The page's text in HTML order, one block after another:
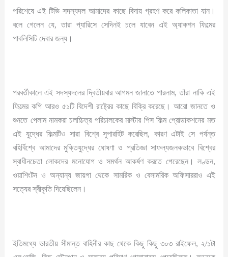
পরিশেষে এই টিভি সদস্যদল আমাদের কাছে বিদায় গ্রহণ করে কলিকাতা যান।
বলে গেলেন যে, তারা প্যারিসে সেদিনই চলে যাবেন এই অ্যাকশন ফিল্মের
পাবলিসিটি দেবার জন্য।
পরবর্তীকালে এই সদস্যদলের দ্বিতীয়বার আগমন জানাতে পারলাম, তাঁরা নাকি এই
ফিল্মের কপি আরও ৫১টি বিদেশী রাষ্ট্রের কাছে বিক্রি করেছে। আরো জানতে ও
শুনতে পেলাম নামকরা চলচ্চিত্র পরিচালকের মাস্টার পিস ফিল্ম প্রোডাকশনের মত
এই যুদ্ধের ফিল্মটিও সারা বিশ্বে সুপারহিট করেছিল, কারণ এটাই সে পর্যন্ত
বহির্বিশ্বে আমাদের মুক্তিযুদ্ধের ঘোষণা ও প্রতিজ্ঞা সাফল্যজনকভাবে বিশ্বের
স্বাধীনচেতা লোকদের মনোযোগ ও সমর্থন আকর্ষণ করতে পেরেছেন। লণ্ডন,
ওয়াশিংটন ও অন্যান্য জায়গা থেকে সামরিক ও বেসামরিক অফিসাররাও এই
সত্যের স্বীকৃতি দিয়েছিলেন।
ইতিমধ্যে ভারতীয় সীমান্ত বাহিনীর কাছ থেকে কিছু কিছু ৩০৩ রাইফেল, ২/১টা